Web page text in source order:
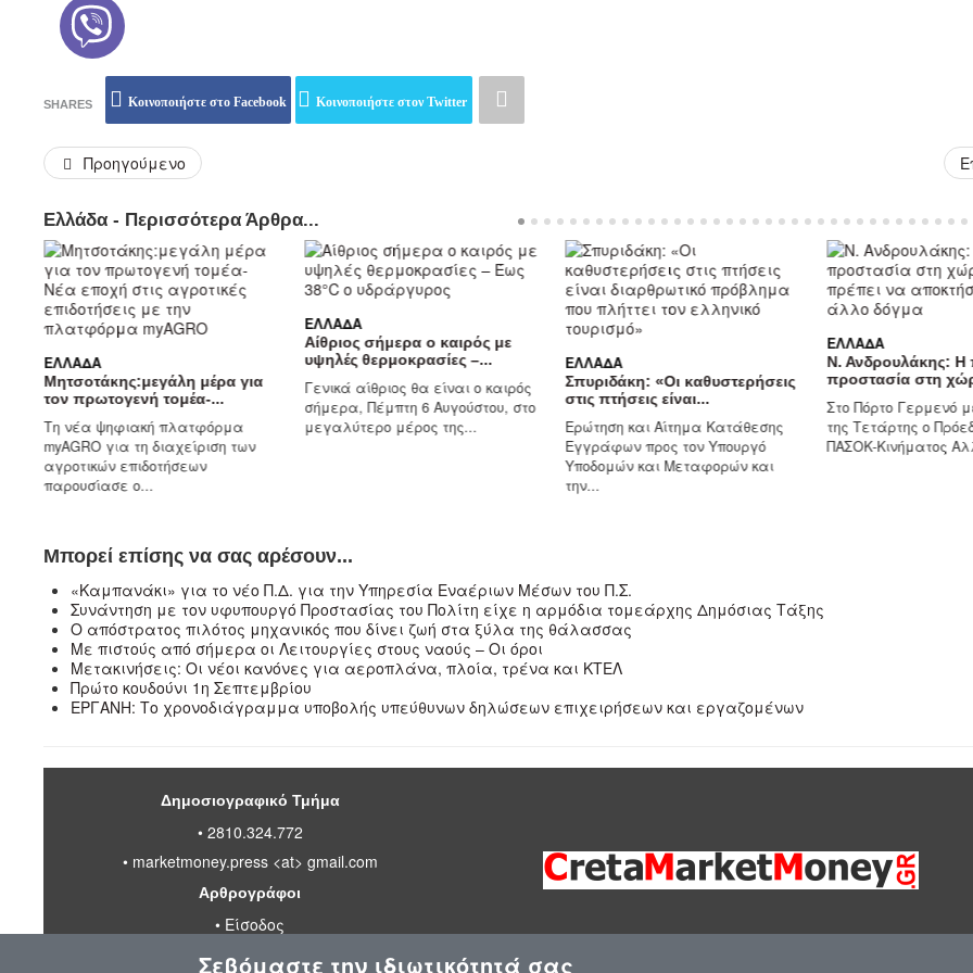
SHARES Κοινοποιήστε στο Facebook Κοινοποιήστε στον Twitter
Προηγούμενο
Ελλάδα - Περισσότερα Άρθρα...
μέρα για
τομέα-...
ψηφιακή πλατφόρμα
για τη διαχείριση των
επιδοτήσεων
ο...
Αίθριος σήμερα ο καιρός με
υψηλές θερμοκρασίες –...
Γενικά αίθριος θα είναι ο καιρός
σήμερα, Πέμπτη 6 Αυγούστου, στο
μεγαλύτερο μέρος της...
ΕΛΛΆΔΑ
Σπυριδάκη: «Οι καθυστερήσεις
στις πτήσεις είναι...
Ερώτηση και Αίτημα Κατάθεσης
Εγγράφων προς τον Υπουργό
Υποδομών και Μεταφορών και
Ν. Ανδρουλάκης: Η πολιτική
προστασία στη χώρα...
Στο Πόρτο Γερμενό μετέβη το
της Τετάρτης ο Πρόεδρος του
ΠΑΣΟΚ-Κινήματος Αλλαγής,...
Μπορεί επίσης να σας αρέσουν...
«Καμπανάκι» για το νέο Π.Δ. για την Υπηρεσία Εναέριων Μέσων του Π.Σ.
Συνάντηση με τον υφυπουργό Προστασίας του Πολίτη είχε η αρμόδια τομεάρχης Δημόσιας Τάξης
Ο απόστρατος πιλότος μηχανικός που δίνει ζωή στα ξύλα της θάλασσας
Με πιστούς από σήμερα οι Λειτουργίες στους ναούς – Oι όροι
Μετακινήσεις: Οι νέοι κανόνες για αεροπλάνα, πλοία, τρένα και ΚΤΕΛ
Πρώτο κουδούνι 1η Σεπτεμβρίου
ΕΡΓΑΝΗ: Το χρονοδιάγραμμα υποβολής υπεύθυνων δηλώσεων επιχειρήσεων και εργαζομένων
Δημοσιογραφικό Τμήμα
• 2810.324.772
• marketmoney.press <at> gmail.com
Αρθρογράφοι
• Είσοδος
Σεβόμαστε την ιδιωτικότητά σας